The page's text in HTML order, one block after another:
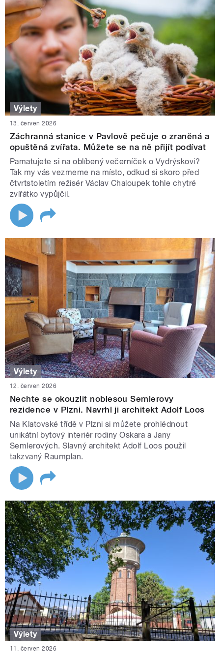
Výlety
13. červen 2026
Záchranná stanice v Pavlově pečuje o zraněná a
opuštěná zvířata. Můžete se na ně přijít podívat
Pamatujete si na oblíbený večerníček o Vydrýskovi?
Tak my vás vezmeme na místo, odkud si skoro před
čtvrtstoletím režisér Václav Chaloupek tohle chytré
zvířátko vypůjčil.
Výlety
12. červen 2026
Nechte se okouzlit noblesou Semlerovy
rezidence v Plzni. Navrhl ji architekt Adolf Loos
Na Klatovské třídě v Plzni si můžete prohlédnout
unikátní bytový interiér rodiny Oskara a Jany
Semlerových. Slavný architekt Adolf Loos použil
takzvaný Raumplan.
Výlety
11. červen 2026